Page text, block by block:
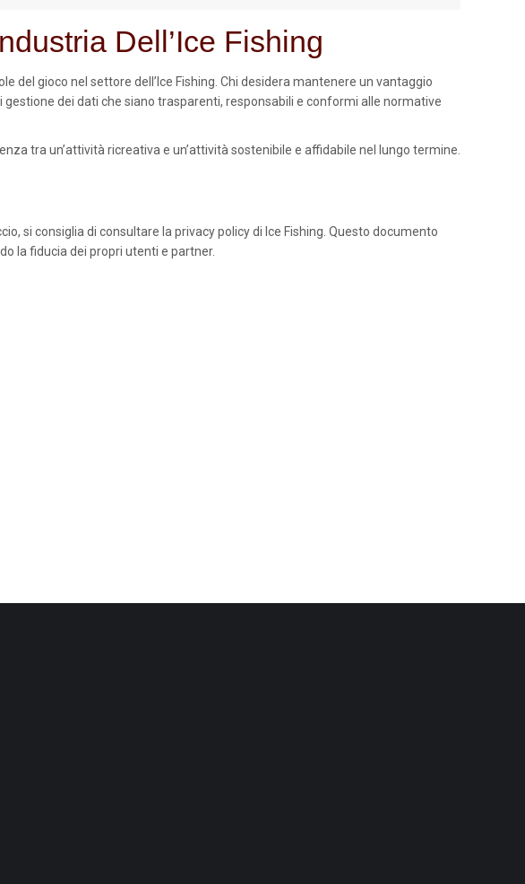
Dell’Ice Fishing
del gioco nel settore dell’Ice Fishing. Chi desidera mantenere un vantaggio
dei dati che siano trasparenti, responsabili e conformi alle normative
tra un’attività ricreativa e un’attività sostenibile e affidabile nel lungo termine.
si consiglia di consultare la privacy policy di Ice Fishing. Questo documento
la fiducia dei propri utenti e partner.